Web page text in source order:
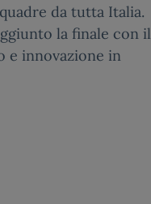
da tutta Italia.
la finale con il
e innovazione in